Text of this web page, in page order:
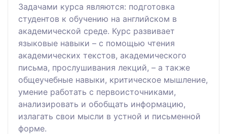
Задачами курса являются: подготовка
студентов к обучению на английском в
академической среде. Курс развивает
языковые навыки – с помощью чтения
академических текстов, академического
письма, прослушивания лекций, – а также
общеучебные навыки, критическое мышление,
умение работать с первоисточниками,
анализировать и обобщать информацию,
излагать свои мысли в устной и письменной
форме.